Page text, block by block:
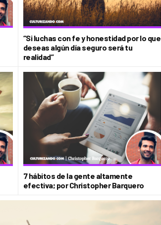
“Si luchas con fe y honestidad por lo que
deseas algún día seguro será tu
realidad”
7 hábitos de la gente altamente
efectiva; por Christopher Barquero